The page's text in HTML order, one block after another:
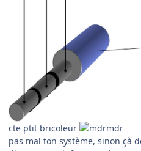
cte ptit bricoleur
pas mal ton système, sinon çà